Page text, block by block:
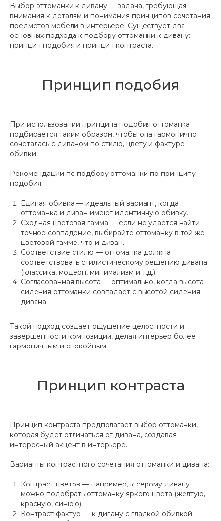
Выбор оттоманки к дивану — задача, требующая
внимания к деталям и понимания принципов сочетания
предметов мебели в интерьере. Существует два
основных подхода к подбору оттоманки к дивану:
принцип подобия и принцип контраста.
Принцип подобия
При использовании принципа подобия оттоманка
подбирается таким образом, чтобы она гармонично
сочеталась с диваном по стилю, цвету и фактуре
обивки.
Рекомендации по подбору оттоманки по принципу
подобия:
Единая обивка — идеальный вариант, когда
оттоманка и диван имеют идентичную обивку.
Сходная цветовая гамма — если не удается найти
точное совпадение, выбирайте оттоманку в той же
цветовой гамме, что и диван.
Соответствие стилю — оттоманка должна
соответствовать стилистическому решению дивана
(классика, модерн, минимализм и т.д.).
Согласованная высота — оптимально, когда высота
сидения оттоманки совпадает с высотой сидения
дивана.
Такой подход создает ощущение целостности и
завершенности композиции, делая интерьер более
гармоничным и спокойным.
Принцип контраста
Принцип контраста предполагает выбор оттоманки,
которая будет отличаться от дивана, создавая
интересный акцент в интерьере.
Варианты контрастного сочетания оттоманки и дивана:
Контраст цветов — например, к серому дивану
можно подобрать оттоманку яркого цвета (желтую,
красную, синюю).
Контраст фактур — к дивану с гладкой обивкой